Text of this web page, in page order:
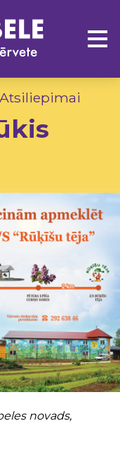
Atsiliepimai
novads,